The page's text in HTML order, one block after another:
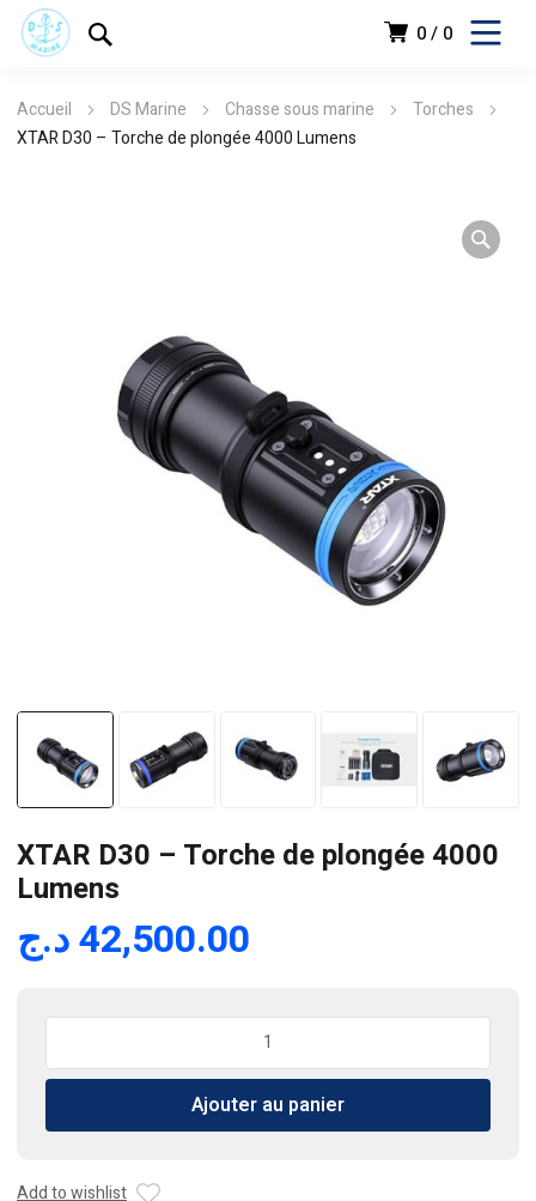
0 0
Accueil DS Marine Chasse sous marine
Torches
XTAR D30 – Torche de plongée 4000 Lumens
XTAR D30 – Torche de plongée 4000
Lumens
42,500.00د.ج
quantité
XTAR
–
de
Ajouter au panier
Add to wishlist